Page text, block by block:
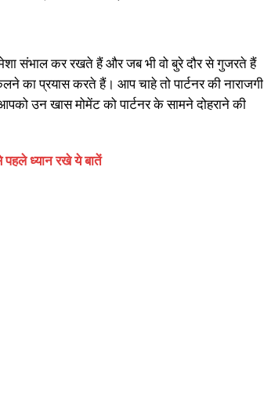
संभाल कर रखते हैं और जब भी वो बुरे दौर से गुजरते हैं
प्रयास करते हैं। आप चाहे तो पार्टनर की नाराजगी
उन खास मोमेंट को पार्टनर के सामने दोहराने की
ध्यान रखे ये बातें